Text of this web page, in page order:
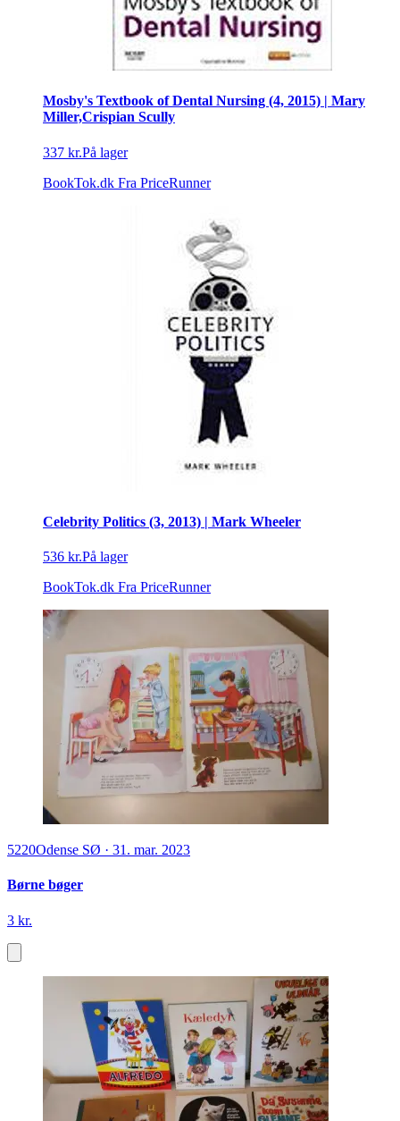
Mosby's Textbook of Dental Nursing (4, 2015) | Mary
Miller,Crispian Scully
337 kr.På lager
BookTok.dk Fra PriceRunner
Celebrity Politics (3, 2013) | Mark Wheeler
536 kr.På lager
BookTok.dk Fra PriceRunner
5220Odense SØ · 31. mar. 2023
Børne bøger
3 kr.